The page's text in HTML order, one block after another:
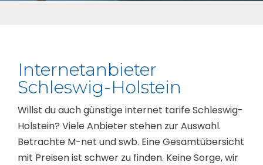
Internetanbieter
Schleswig-Holstein
Willst du auch günstige internet tarife Schleswig-
Holstein? Viele Anbieter stehen zur Auswahl.
Betrachte M-net und swb. Eine Gesamtübersicht
mit Preisen ist schwer zu finden. Keine Sorge, wir